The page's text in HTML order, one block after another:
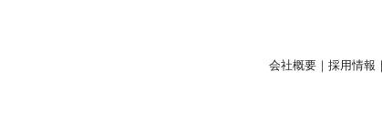
会社概要｜ 採用情報 ｜